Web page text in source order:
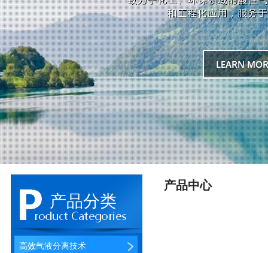
产品分类
高效气液分离技术
产品中心